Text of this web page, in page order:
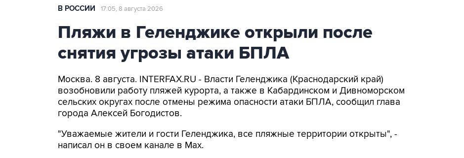
В РОССИИ 17:05, 8 августа 2026
Пляжи в Геленджике открыли после
снятия угрозы атаки БПЛА
Москва. 8 августа. INTERFAX.RU - Власти Геленджика (Краснодарский край)
возобновили работу пляжей курорта, а также в Кабардинском и Дивноморском
сельских округах после отмены режима опасности атаки БПЛА, сообщил глава
города Алексей Богодистов.
"Уважаемые жители и гости Геленджика, все пляжные территории открыты", -
написал он в своем канале в Max.